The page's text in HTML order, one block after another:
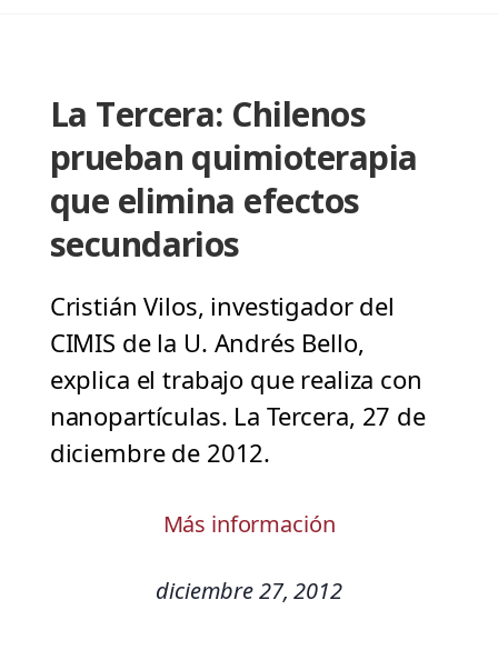
La Tercera: Chilenos
prueban quimioterapia
que elimina efectos
secundarios
Cristián Vilos, investigador del
CIMIS de la U. Andrés Bello,
explica el trabajo que realiza con
nanopartículas. La Tercera, 27 de
diciembre de 2012.
Más información
diciembre 27, 2012